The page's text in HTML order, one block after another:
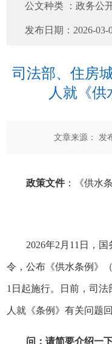
公文种类 ：政务公
发布日期： 2026-03-
司法部、住房
人就《
文章来源： 发
政策文件： 《供水
2026年2月11日，
令，公布 《供水条例》
1日起施行。日前，司
人就《条例》有关问题
问：请简要介绍一